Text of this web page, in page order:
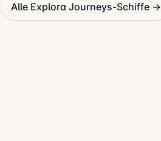
Alle Explora Journeys-Schiffe →